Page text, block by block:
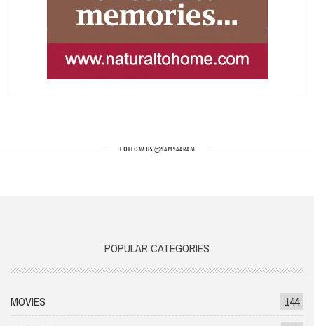
FOLLOW US@SAMSAARAM
POPULAR CATEGORIES
MOVIES
144